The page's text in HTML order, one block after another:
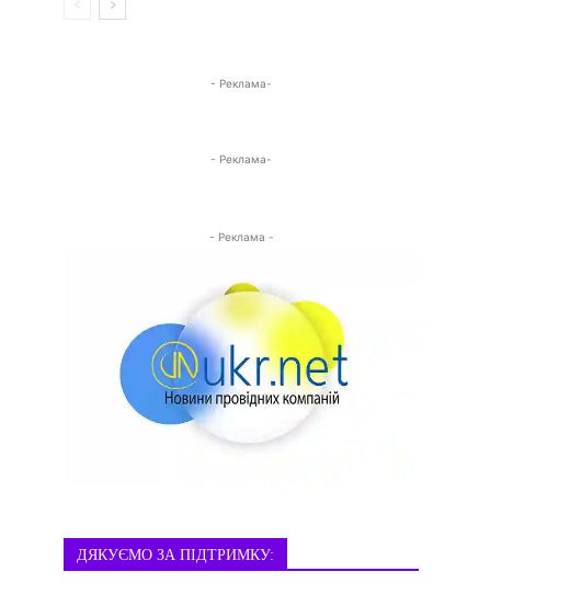
- Реклама-
- Реклама-
- Реклама -
ДЯКУЄМО ЗА ПІДТРИМКУ: